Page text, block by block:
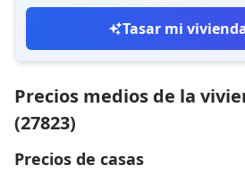
Tasar mi
Precios medios de la
(27823)
Precios de casas